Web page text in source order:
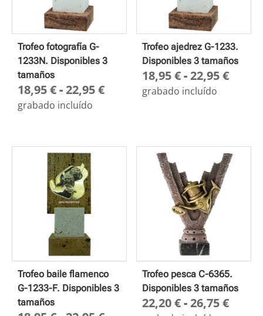
Trofeo fotografía G-
1233N. Disponibles 3
tamaños
18,95€-22,95€Rango
18,95 €
grabado incluído
Trofeo ajedrez G-1233.
Disponibles 3 tamaños
18,95€-22,95€
hasta
22,95
grabado incluído
Trofeo baile flamenco
G-1233-F. Disponibles 3
tamaños
Trofeo pesca C-6365.
Disponibles 3 tamaños
22,20€-26,75€